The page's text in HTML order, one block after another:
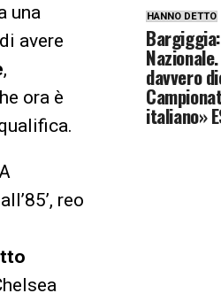
una
avere
,
ora è
all’85’, reo
HANNO DETTO
davvero
italiano»